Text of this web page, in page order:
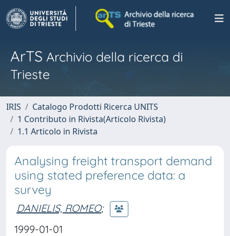
ArTS Archivio della ricerca di
Trieste
IRIS
Catalogo Prodotti Ricerca UNITS
1 Contributo in Rivista(Articolo Rivista)
1.1 Articolo in Rivista
Analysing freight transport demand
using stated preference data: a
survey
DANIELIS, ROMEO;
1999-01-01